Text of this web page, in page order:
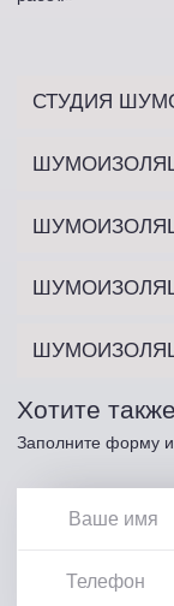
СТУДИЯ
Хотите
Заполните форму